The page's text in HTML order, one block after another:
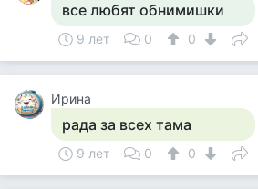
все любят обнимишки
9 лет 0 0
Ирина
рада за всех тама
9 лет 0 0